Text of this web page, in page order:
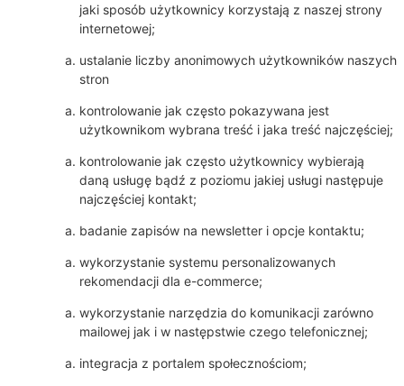
jaki sposób użytkownicy korzystają z naszej strony
internetowej;
ustalanie liczby anonimowych użytkowników naszych
stron
kontrolowanie jak często pokazywana jest
użytkownikom wybrana treść i jaka treść najczęściej;
kontrolowanie jak często użytkownicy wybierają
daną usługę bądź z poziomu jakiej usługi następuje
najczęściej kontakt;
badanie zapisów na newsletter i opcje kontaktu;
wykorzystanie systemu personalizowanych
rekomendacji dla e-commerce;
wykorzystanie narzędzia do komunikacji zarówno
mailowej jak i w następstwie czego telefonicznej;
integracja z portalem społecznościom;